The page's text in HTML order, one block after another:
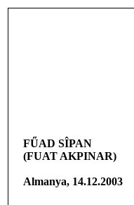
FŰAD SÎPAN
(FUAT AKPINAR)
Almanya, 14.12.2003